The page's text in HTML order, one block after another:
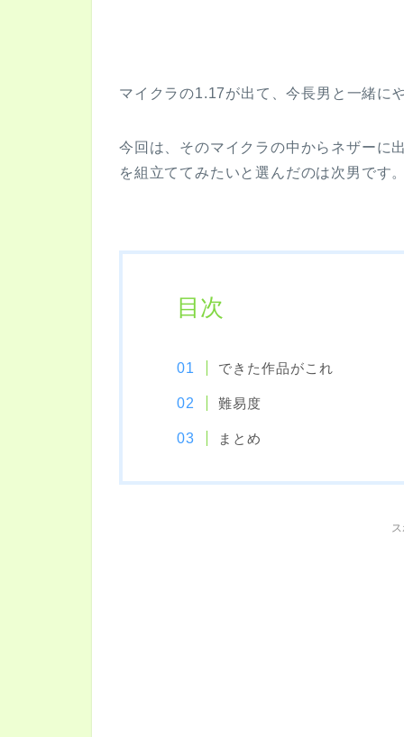
マイクラの1.17が出て、今長男と一緒に
今回は、そのマイクラの中からネザーに
を組立ててみたいと選んだのは次男です
目次
できた作品がこれ
難易度
まとめ